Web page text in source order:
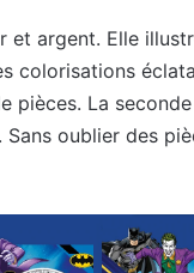
argent. Elle
colorisations
pièces. La
oublier des